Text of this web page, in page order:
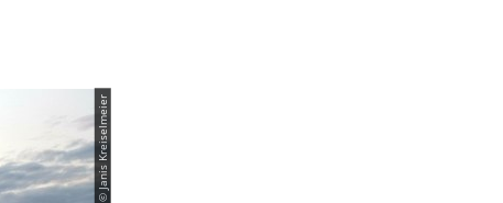
© Janis Kreiselmeier